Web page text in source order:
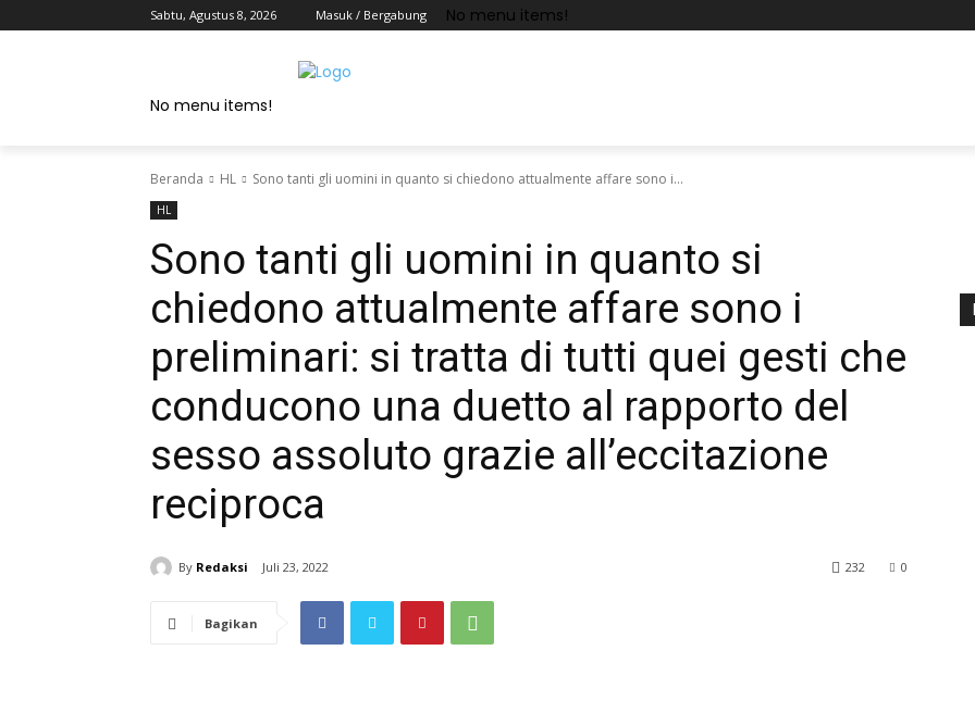
Sabtu, Agustus 8, 2026 Masuk / Bergabung No menu items!
No menu items!
Beranda HL Sono tanti gli uomini in quanto si chiedono attualmente affare sono i...
HL
Sono tanti gli uomini in quanto si
chiedono attualmente affare sono i
preliminari: si tratta di tutti quei gesti che
conducono una duetto al rapporto del
sesso assoluto grazie all’eccitazione
reciproca
By Redaksi Juli 23, 2022 0
232
Bagikan